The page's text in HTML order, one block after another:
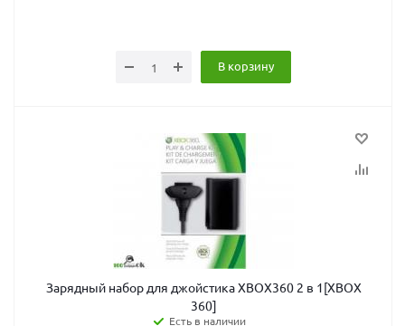
В корзину
Зарядный набор для джойстика XBOX360 2 в 1[XBOX
360]
Есть в наличии